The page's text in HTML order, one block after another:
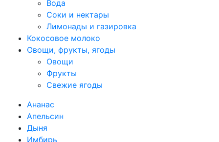
Вода
Соки и нектары
Лимонады и газировка
Кокосовое молоко
Овощи, фрукты, ягоды
Овощи
Фрукты
Свежие ягоды
Ананас
Апельсин
Дыня
Имбирь